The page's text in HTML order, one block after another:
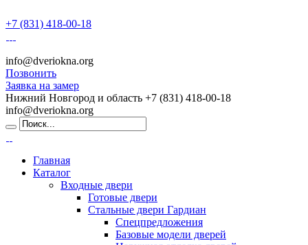
+7 (831) 418-00-18
info@dveriokna.org
Позвонить
Заявка на замер
Нижний Новгород и область +7 (831) 418-00-18
info@dveriokna.org
Главная
Каталог
Входные двери
Готовые двери
Стальные двери Гардиан
Спецпредложения
Базовые модели дверей